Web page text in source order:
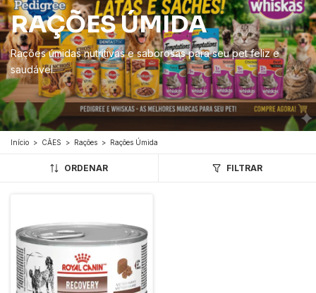
RAÇÕES ÚMIDA
Rações úmidas nutritivas e saborosas para seu pet feliz e
saudável.
Início > CÃES > Rações > Rações Úmida
ORDENAR FILTRAR